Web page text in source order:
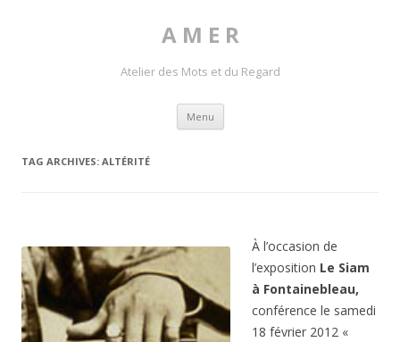
A M E R
Atelier des Mots et du Regard
Menu Skip to content
TAG ARCHIVES: ALTÉRITÉ
À l’occasion de
l’exposition Le Siam
à Fontainebleau,
conférence le samedi
18 février 2012 «